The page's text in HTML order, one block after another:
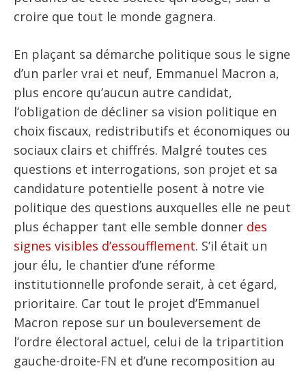
croire que tout le monde gagnera.
En plaçant sa démarche politique sous le signe
d’un parler vrai et neuf, Emmanuel Macron a,
plus encore qu’aucun autre candidat,
l’obligation de décliner sa vision politique en
choix fiscaux, redistributifs et économiques ou
sociaux clairs et chiffrés. Malgré toutes ces
questions et interrogations, son projet et sa
candidature potentielle posent à notre vie
politique des questions auxquelles elle ne peut
plus échapper tant elle semble donner des
signes visibles d’essoufflement. S’il était un
jour élu, le chantier d’une réforme
institutionnelle profonde serait, à cet égard,
prioritaire. Car tout le projet d’Emmanuel
Macron repose sur un bouleversement de
l’ordre électoral actuel, celui de la tripartition
gauche-droite-FN et d’une recomposition au